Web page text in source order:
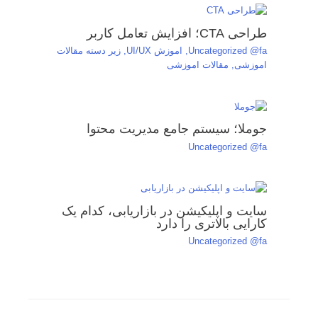
طراحی CTA؛ افزایش تعامل کاربر
Uncategorized @fa
, اموزش UI/UX , زیر دسته مقالات
اموزشی, مقالات اموزشی
جوملا؛ سیستم جامع مدیریت محتوا
Uncategorized @fa
سایت و اپلیکیشن در بازاریابی، کدام یک
کارایی بالاتری را دارد
Uncategorized @fa